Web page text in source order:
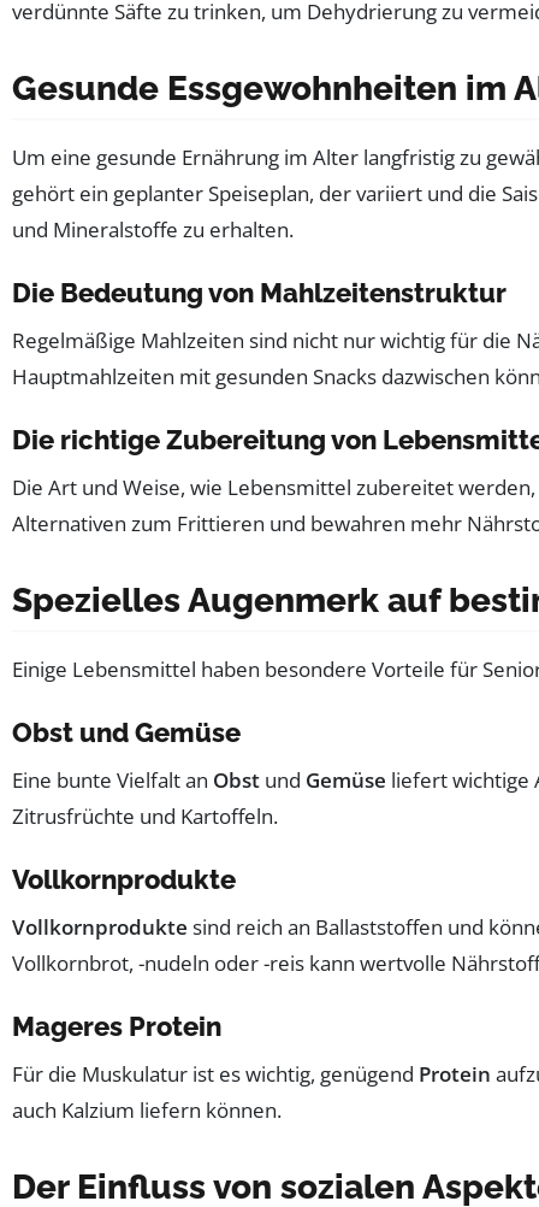
verdünnte Säfte zu trinken, um Dehydrierung zu
Gesunde Essgewohnheiten im
Um eine gesunde Ernährung im Alter langfristig zu
gehört ein geplanter Speiseplan, der variiert und die
und Mineralstoffe zu erhalten.
Die Bedeutung von Mahlzeitenstruktur
Regelmäßige Mahlzeiten sind nicht nur wichtig für die
Hauptmahlzeiten mit gesunden Snacks dazwischen
Die richtige Zubereitung von
Die Art und Weise, wie Lebensmittel zubereitet
Alternativen zum Frittieren und bewahren mehr
Spezielles Augenmerk auf
Einige Lebensmittel haben besondere Vorteile für
Obst und Gemüse
Eine bunte Vielfalt an Obst und Gemüse liefert wichtige
Zitrusfrüchte und Kartoffeln.
Vollkornprodukte
Vollkornprodukte sind reich an Ballaststoffen und
Vollkornbrot, -nudeln oder -reis kann wertvolle
Mageres Protein
Für die Muskulatur ist es wichtig, genügend Protein
auch Kalzium liefern können.
Der Einfluss von sozialen